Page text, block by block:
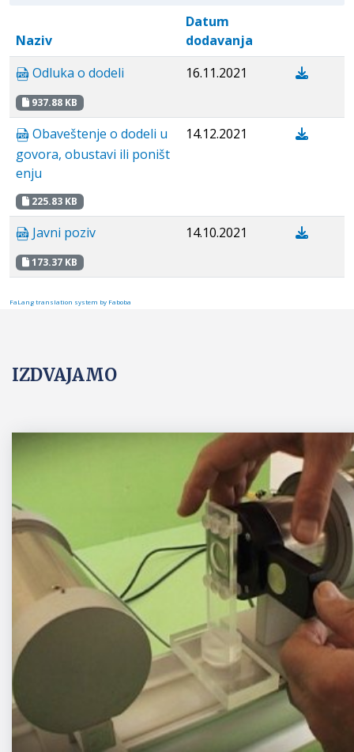
Naziv
Datum
dodavanja
Odluka o dodeli
937.88 KB
16.11.2021
Obaveštenje o dodeli u
govora, obustavi ili poništ
enju
225.83 KB
14.12.2021
Javni poziv
173.37 KB
14.10.2021
FaLang translation system by Faboba
IZDVAJAMO